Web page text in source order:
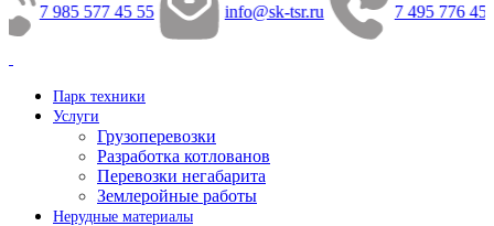
7 985 577 45 55 info@sk-tsr.ru 7 495 776 45
Парк техники
Услуги
Грузоперевозки
Разработка котлованов
Перевозки негабарита
Землеройные работы
Нерудные материалы